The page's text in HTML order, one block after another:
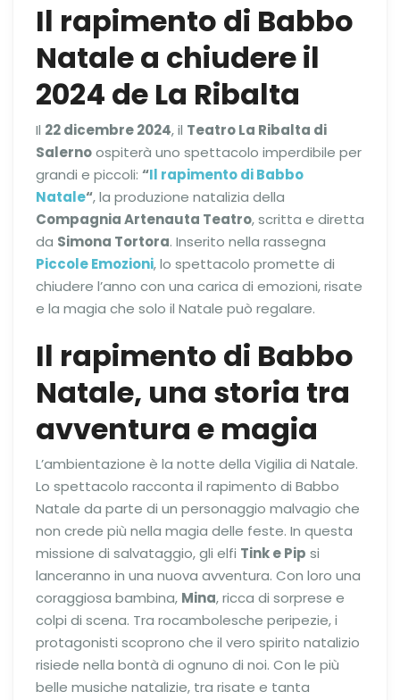
Il rapimento di Babbo
Natale a chiudere il
2024 de La Ribalta
Il 22 dicembre 2024, il Teatro La Ribalta di
Salernoospiterà uno spettacolo imperdibile per
grandi e piccoli: “Il rapimento di Babbo
Natale“, la produzione natalizia della
Compagnia Artenauta Teatro, scritta e diretta
da Simona Tortora. Inserito nella rassegna
Piccole Emozioni, lo spettacolo promette di
chiudere l’anno con una carica di emozioni, risate
e la magia che solo il Natale può regalare.
Il rapimento di Babbo
Natale, una storia tra
avventura e magia
L’ambientazione è la notte della Vigilia di Natale.
Lo spettacolo racconta il rapimento di Babbo
Natale da parte di un personaggio malvagio che
non crede più nella magia delle feste. In questa
missione di salvataggio, gli elfi Tink e Pip si
lanceranno in una nuova avventura. Con loro una
coraggiosa bambina, Mina, ricca di sorprese e
colpi di scena. Tra rocambolesche peripezie, i
protagonisti scoprono che il vero spirito natalizio
risiede nella bontà di ognuno di noi. Con le più
belle musiche natalizie, tra risate e tanta